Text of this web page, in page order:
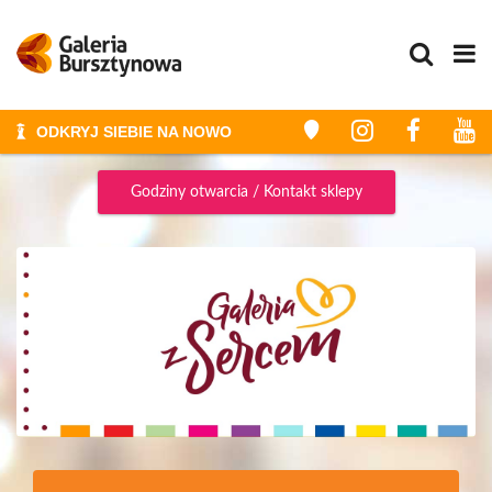
ODKRYJ SIEBIE NA NOWO
STYLIZACJE I METAMORFOZY
ZAKUPY ZE STYLISTKĄZAKUPY
PROMOCJE
WYDARZENIA
KONKURSY
GODZINY OTWARCIA
PLAN GALERII
Godziny otwarcia / Kontakt sklepy